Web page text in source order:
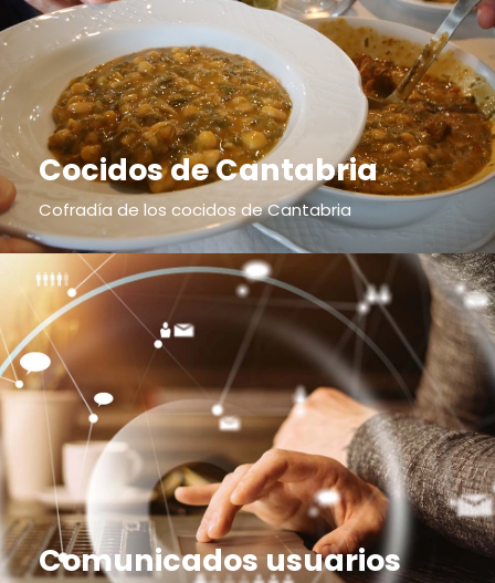
Cocidos de Cantabria
Cofradía de los cocidos de Cantabria
Comunicados usuarios